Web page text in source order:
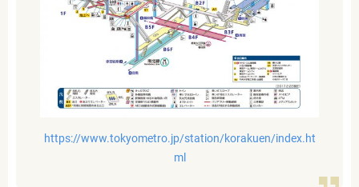
https://www.tokyometro.jp/station/korakuen/index.ht
ml